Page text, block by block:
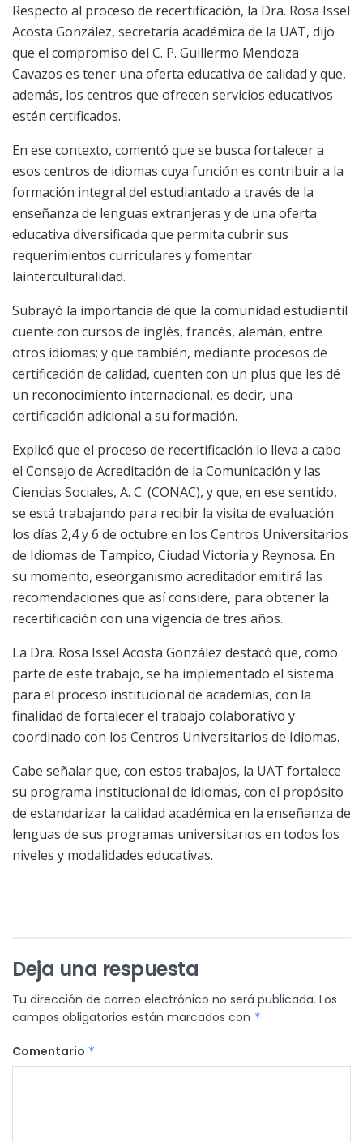
Respecto al proceso de recertificación, la Dra. Rosa Issel
Acosta González, secretaria académica de la UAT, dijo
que el compromiso del C. P. Guillermo Mendoza
Cavazos es tener una oferta educativa de calidad y que,
además, los centros que ofrecen servicios educativos
estén certificados.
En ese contexto, comentó que se busca fortalecer a
esos centros de idiomas cuya función es contribuir a la
formación integral del estudiantado a través de la
enseñanza de lenguas extranjeras yde una oferta
educativa diversificada que permita cubrirsus
requerimientos curriculares y fomentar
lainterculturalidad.
Subrayó la importancia de que la comunidad estudiantil
cuente con cursos de inglés, francés, alemán, entre
otros idiomas; yque también, mediante procesos de
certificación de calidad, cuenten con un plus que les dé
un reconocimiento internacional, es decir, una
certificación adicional a su formación.
Explicó que el proceso de recertificación lo lleva a cabo
el Consejo de Acreditación de la Comunicación y las
Ciencias Sociales, A. C. (CONAC), yque, en ese sentido,
se está trabajando para recibir la visita de evaluación
los días 2,4 y 6 de octubre en los Centros Universitarios
de Idiomas de Tampico, Ciudad Victoria y Reynosa. En
su momento, eseorganismo acreditadoremitirá las
recomendaciones que así considere, para obtener la
recertificación con una vigencia de tres años.
La Dra. Rosa Issel Acosta González destacó que, como
parte de este trabajo, se ha implementado el sistema
para el proceso institucional de academias, con la
finalidad de fortalecer el trabajo colaborativo y
coordinado con los Centros Universitarios de Idiomas.
Cabe señalar que, con estos trabajos, la UAT fortalece
su programa institucional de idiomas, con el propósito
de estandarizar la calidad académica en la enseñanza de
lenguas de sus programas universitarios en todos los
niveles y modalidades educativas.
Deja una respuesta
Tu dirección de correo electrónico no será publicada. Los
campos obligatorios están marcados con *
Comentario *